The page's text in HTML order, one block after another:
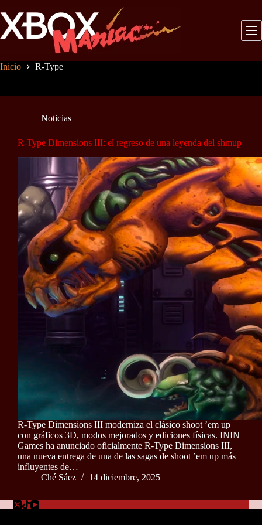
al
contenido
Inicio R-Type
Noticias
R-Type Dimensions III: el regreso de una leyenda del shmup
R-Type Dimensions III moderniza el clásico shoot ’em up
con gráficos 3D, modos mejorados y ediciones físicas. ININ
Games ha anunciado oficialmente R-Type Dimensions III,
una nueva entrega de una de las sagas de shoot ’em up más
influyentes de…
Ché Sáez
14 diciembre, 2025